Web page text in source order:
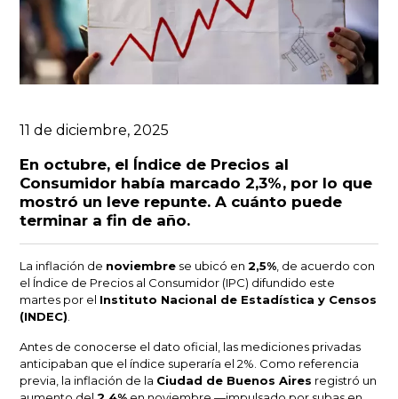
11 de diciembre, 2025
En octubre, el Índice de Precios al
Consumidor había marcado 2,3%, por lo que
mostró un leve repunte. A cuánto puede
terminar a fin de año.
La inflación de noviembre se ubicó en2,5% , de acuerdo con
el Índice de Precios al Consumidor (IPC) difundido este
martes por el Instituto Nacional de Estadística y Censos
(INDEC)
Antes de conocerse el dato oficial, las mediciones privadas
anticipaban que el índice superaría el 2%. Como referencia
previa, la inflación de la Ciudad de Buenos Aires registró un